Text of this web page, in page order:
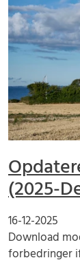
(2025-
16-12-2025
Download
forbedringer